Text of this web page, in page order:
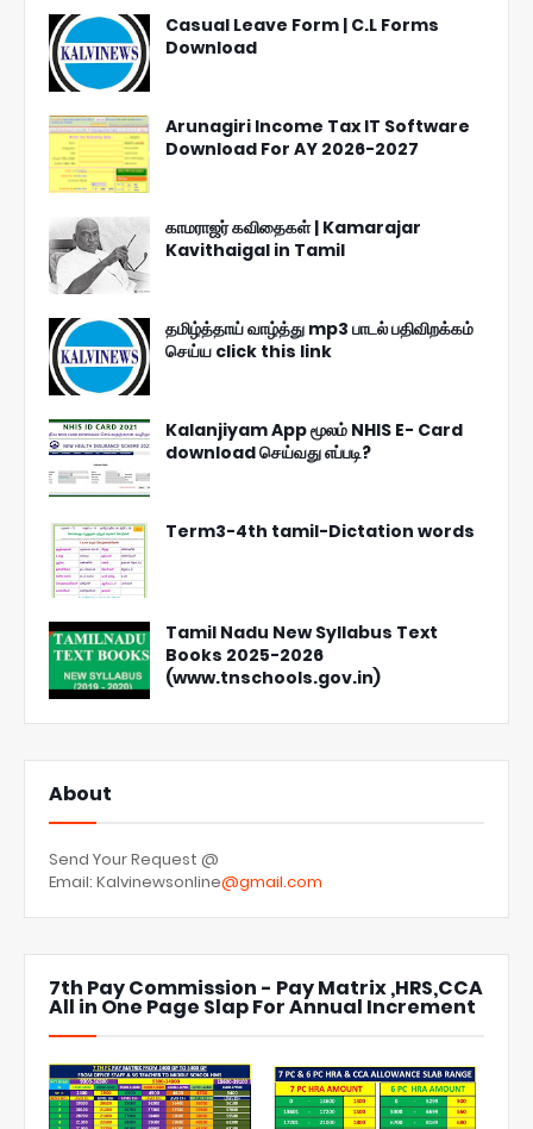
Casual Leave Form | C.L Forms
Download
Arunagiri Income Tax IT Software
Download For AY 2026-2027
காமராஜர் கவிதைகள் | Kamarajar
Kavithaigal in Tamil
தமிழ்த்தாய் வாழ்த்து mp3 பாடல் பதிவிறக்கம்
செய்ய click this link
Kalanjiyam App மூலம் NHIS E- Card
download செய்வது எப்படி?
Term3-4th tamil-Dictation words
Tamil Nadu New Syllabus Text
Books 2025-2026
(www.tnschools.gov.in)
About
Send Your Request @
Email: Kalvinewsonline@gmail.com
7th Pay Commission - Pay Matrix ,HRS,CCA
All in One Page Slap For Annual Increment